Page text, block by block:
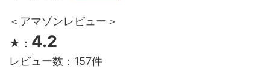
＜アマゾンレビュー＞
★： 4.2
レビュー数：157件